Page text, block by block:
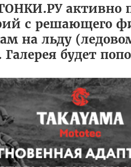
активно
с решающего
на льду
Галерея будет